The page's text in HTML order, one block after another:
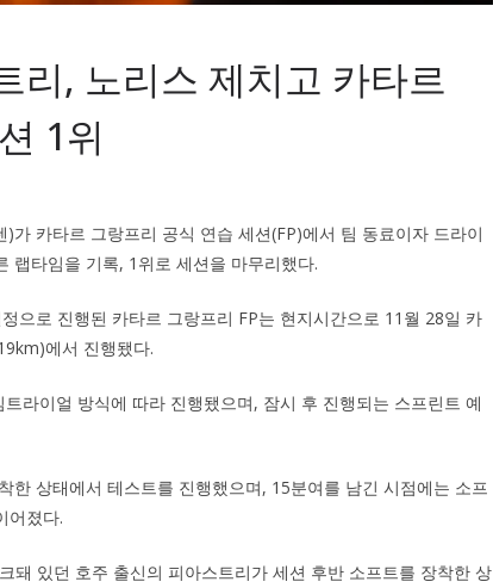
리, 노리스 제치고 카타르
1위
카타르 그랑프리 공식 연습 세션(FP)에서 팀 동료이자 드라이
랩타임을 기록, 1위로 세션을 마무리했다.
으로 진행된 카타르 그랑프리 FP는 현지시간으로 11월 28일 카
에서 진행됐다.
라이얼 방식에 따라 진행됐으며, 잠시 후 진행되는 스프린트 예
한 상태에서 테스트를 진행했으며, 15분여를 남긴 시점에는 소프
어졌다.
돼 있던 호주 출신의 피아스트리가 세션 후반 소프트를 장착한 상